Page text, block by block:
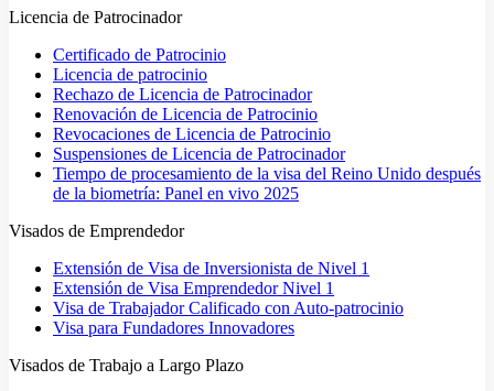
Licencia de Patrocinador
Certificado de Patrocinio
Licencia de patrocinio
Rechazo de Licencia de Patrocinador
Renovación de Licencia de Patrocinio
Revocaciones de Licencia de Patrocinio
Suspensiones de Licencia de Patrocinador
Tiempo de procesamiento de la visa del Reino Unido después
de la biometría: Panel en vivo 2025
Visados de Emprendedor
Extensión de Visa de Inversionista de Nivel 1
Extensión de Visa Emprendedor Nivel 1
Visa de Trabajador Calificado con Auto-patrocinio
Visa para Fundadores Innovadores
Visados de Trabajo a Largo Plazo